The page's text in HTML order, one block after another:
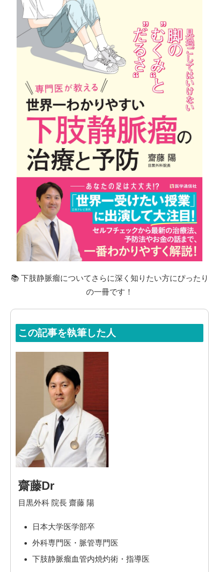
📚 下肢静脈瘤についてさらに深く知りたい方にぴったり
の一冊です！
この記事を執筆した人
齋藤Dr
目黒外科 院長 齋藤 陽
日本大学医学部卒
外科専門医・脈管専門医
下肢静脈瘤血管内焼灼術・指導医